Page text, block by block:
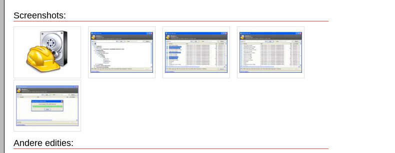
Screenshots:
Andere edities: